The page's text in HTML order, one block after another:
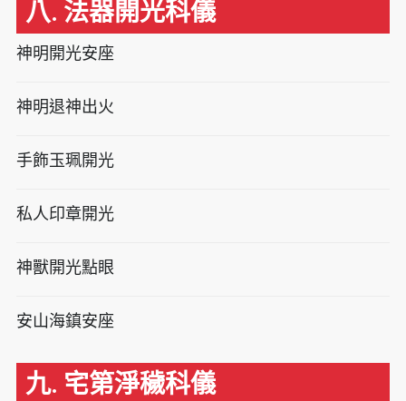
八. 法器開光科儀
神明開光安座
神明退神出火
手飾玉珮開光
私人印章開光
神獸開光點眼
安山海鎮安座
九. 宅第淨穢科儀